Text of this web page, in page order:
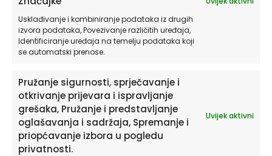
Usklađivanje i kombiniranje podataka iz drugih
izvora podataka, Povezivanje različitih uređaja,
Identificiranje uređaja na temelju podataka koji
se automatski prenose.
Pružanje sigurnosti, sprječavanje i
otkrivanje prijevara i ispravljanje
grešaka, Pružanje i predstavljanje
oglašavanja i sadržaja, Spremanje i
priopćavanje izbora u pogledu
privatnosti.
Uvijek aktivni
više
varijanti.
Opcije
se
mogu
na
stranici
proizvoda